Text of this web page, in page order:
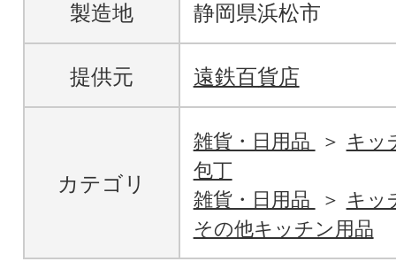
製造地 静岡県浜松市
提供元 遠鉄百貨店
カテゴリ
雑貨・日用品
キッ
包丁
雑貨・日用品
キッ
その他キッチン用品